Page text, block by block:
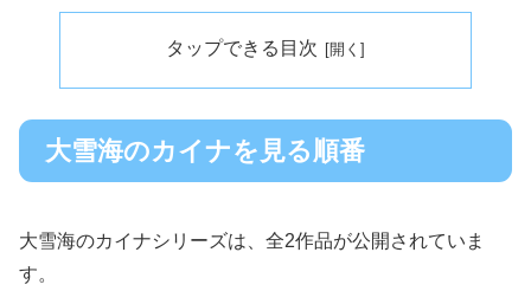
タップできる目次
大雪海のカイナを見る順番
大雪海のカイナシリーズは、全2作品が公開されていま
す。